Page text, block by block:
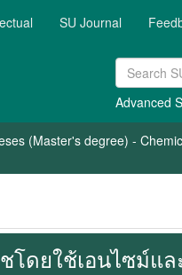
SU Journal
Advanced
(Master's degree) -
โดยใช้เอนไซม์แ